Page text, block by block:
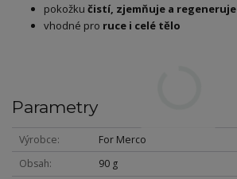
pokožku čistí, zjemňuje a regeneruje
vhodné pro ruce i celé tělo
Parametry
Výrobce
For Merco
Obsah
90 g